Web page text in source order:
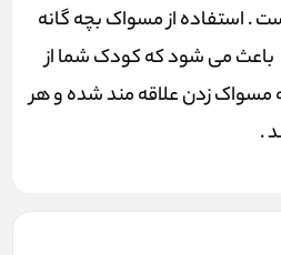
. استفاده از مسواک بچه گانه
باعث می شود که کودک شما از
زدن علاقه مند شده و هر
.